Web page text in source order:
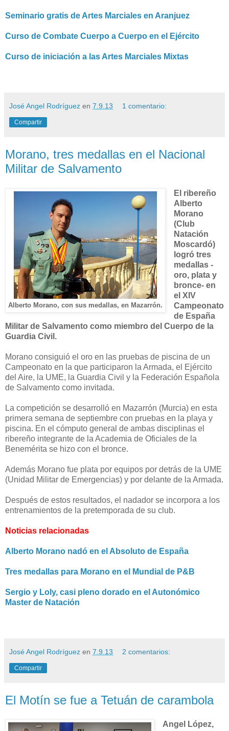
Seminario gratis de Artes Marciales en Aranjuez
Curso de Combate Cuerpo a Cuerpo en el Ejército
Curso de iniciación a las Artes Marciales Mixtas
José Angel Rodríguez en 7.9.13 1 comentario:
Compartir
Morano, tres medallas en el Nacional
Militar de Salvamento
Alberto Morano, con sus medallas, en Mazarrón.
El ribereño
Alberto
Morano
(Club
Natación
Moscardó)
logró tres
medallas -
oro, plata y
bronce- en
el XIV
Campeonato
de España
Militar de Salvamento como miembro del Cuerpo de la
Guardia Civil.
Morano consiguió el oro en las pruebas de piscina de un
Campeonato en la que participaron la Armada, el Ejército
del Aire, la UME, la Guardia Civil y la Federación Española
de Salvamento como invitada.
La competición se desarrolló en Mazarrón (Murcia) en esta
primera semana de septiembre con pruebas en la playa y
piscina. En el cómputo general de ambas disciplinas el
ribereño integrante de la Academia de Oficiales de la
Benemérita se hizo con el bronce.
Además Morano fue plata por equipos por detrás de la UME
(Unidad Militar de Emergencias) y por delante de la Armada.
Después de estos resultados, el nadador se incorpora a los
entrenamientos de la pretemporada de su club.
Noticias relacionadas
Alberto Morano nadó en el Absoluto de España
Tres medallas para Morano en el Mundial de P&B
Sergio y Loly, casi pleno dorado en el Autonómico
Master de Natación
José Angel Rodríguez en 7.9.13 2 comentarios:
Compartir
El Motín se fue a Tetuán de carambola
Angel López,